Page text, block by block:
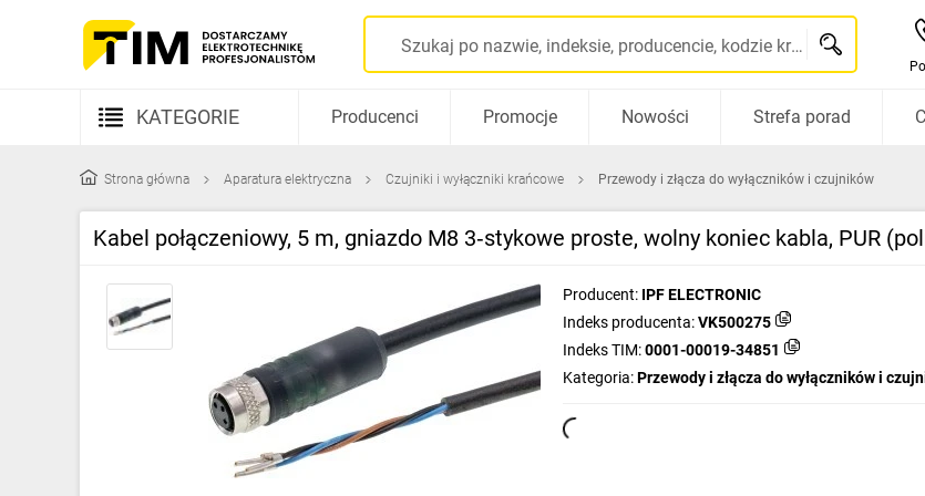
Szukaj po nazwie, indeksie, producencie, kodzie kreskowym...
KATEGORIE
Kable i przewody
Rozdzielnice i obudowy
Elementy prowadzenia kabli
Oprawy oświetleniowe
Producenci Promocje Nowości Strefa porad
Strona główna Aparatura elektryczna Czujniki i wyłączniki krańcowe Przewody i złącza do wyłączników i czujników
Kabel połączeniowy, 5 m, gniazdo M8 3‑stykowe proste, wolny koniec kabla, PUR
Producent: IPF ELECTRONIC
Indeks producenta:VK500275
Indeks TIM:0001-00019-34851
Kategoria:Przewody i złącza do wyłączników i